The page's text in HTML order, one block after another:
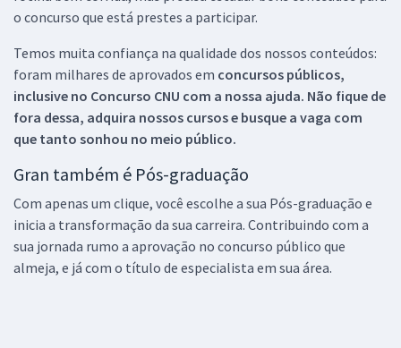
o concurso que está prestes a participar.
Temos muita confiança na qualidade dos nossos conteúdos:
foram milhares de aprovados em concursos públicos,
inclusive no Concurso CNU com a nossa ajuda. Não fique de
fora dessa, adquira nossos cursos e busque a vaga com
que tanto sonhou no meio público.
Gran também é Pós-graduação
Com apenas um clique, você escolhe a sua Pós-graduação e
inicia a transformação da sua carreira. Contribuindo com a
sua jornada rumo a aprovação no concurso público que
almeja, e já com o título de especialista em sua área.